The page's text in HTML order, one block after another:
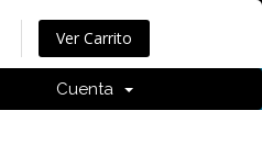
Ver Carrito
Cuenta